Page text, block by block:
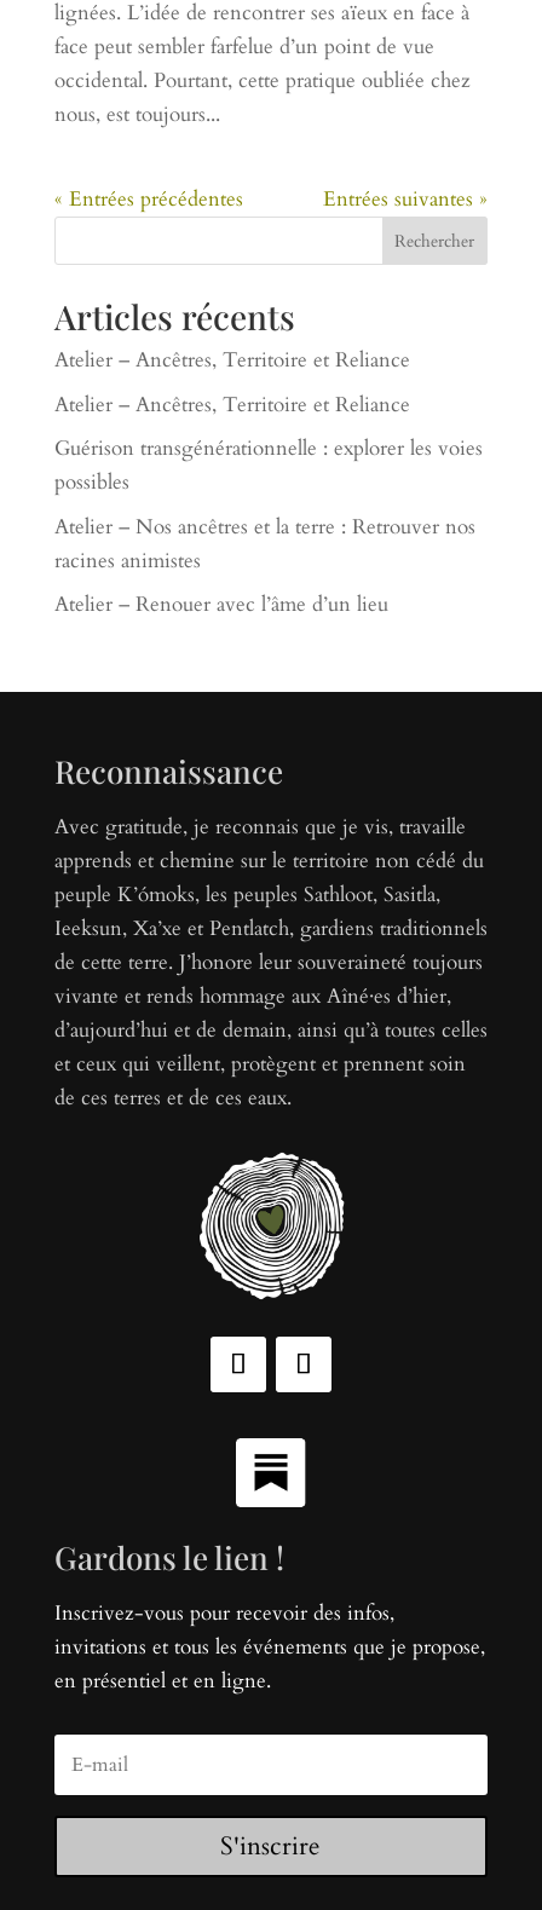
lignées. L’idée de rencontrer ses aïeux en face à
face peut sembler farfelue d’un point de vue
occidental. Pourtant, cette pratique oubliée chez
nous, est toujours...
« Entrées précédentes Entrées suivantes »
Articles récents
Atelier – Ancêtres, Territoire et Reliance
Atelier – Ancêtres, Territoire et Reliance
Guérison transgénérationnelle : explorer les voies
possibles
Atelier – Nos ancêtres et la terre : Retrouver nos
racines animistes
Atelier – Renouer avec l’âme d’un lieu
Reconnaissance
Avec gratitude, je reconnais que je vis, travaille
apprends et chemine sur le territoire non cédé du
peuple K’ómoks, les peuples Sathloot, Sasitla,
Ieeksun, Xa’xe et Pentlatch, gardiens traditionnels
de cette terre. J’honore leur souveraineté toujours
vivante et rends hommage aux Aîné·es d’hier,
d’aujourd’hui et de demain, ainsi qu’à toutes celles
et ceux qui veillent, protègent et prennent soin
de ces terres et de ces eaux.
Gardons le lien !
Inscrivez-vous pour recevoir des infos,
invitations et tous les événements que je propose,
en présentiel et en ligne.
S'inscrire